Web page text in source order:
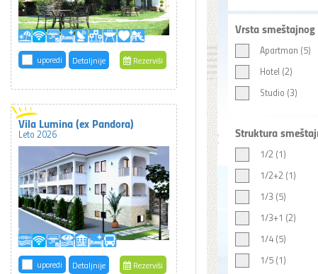
Vrsta
Apartman (5)
Hotel (2)
Studio (3)
Struktura
1/2 (1)
1/2+2 (1)
1/3 (5)
1/3+1 (2)
1/4 (5)
1/5 (1)
uporedi Detaljnije Rezerviši
Vila Lumina (ex Pandora)
Leto 2026
uporedi Detaljnije Rezerviši